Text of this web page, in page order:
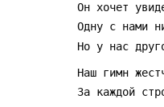
Он хочет
Одну с нами
Но у нас
Наш гимн
За каждой